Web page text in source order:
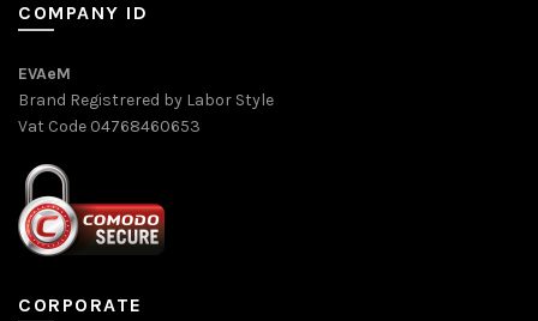
COMPANY ID
EVAeM
Brand Registrered by Labor Style
Vat Code 04768460653
CORPORATE